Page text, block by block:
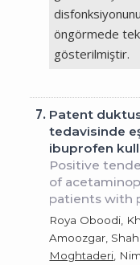
disfonksiyonunu
öngörmede tek
gösterilmiştir.
7. Patent
tedavisinde
ibuprofen
Positive
of
patients with
Roya Oboodi,
Amoozgar,
Moghtaderi ,